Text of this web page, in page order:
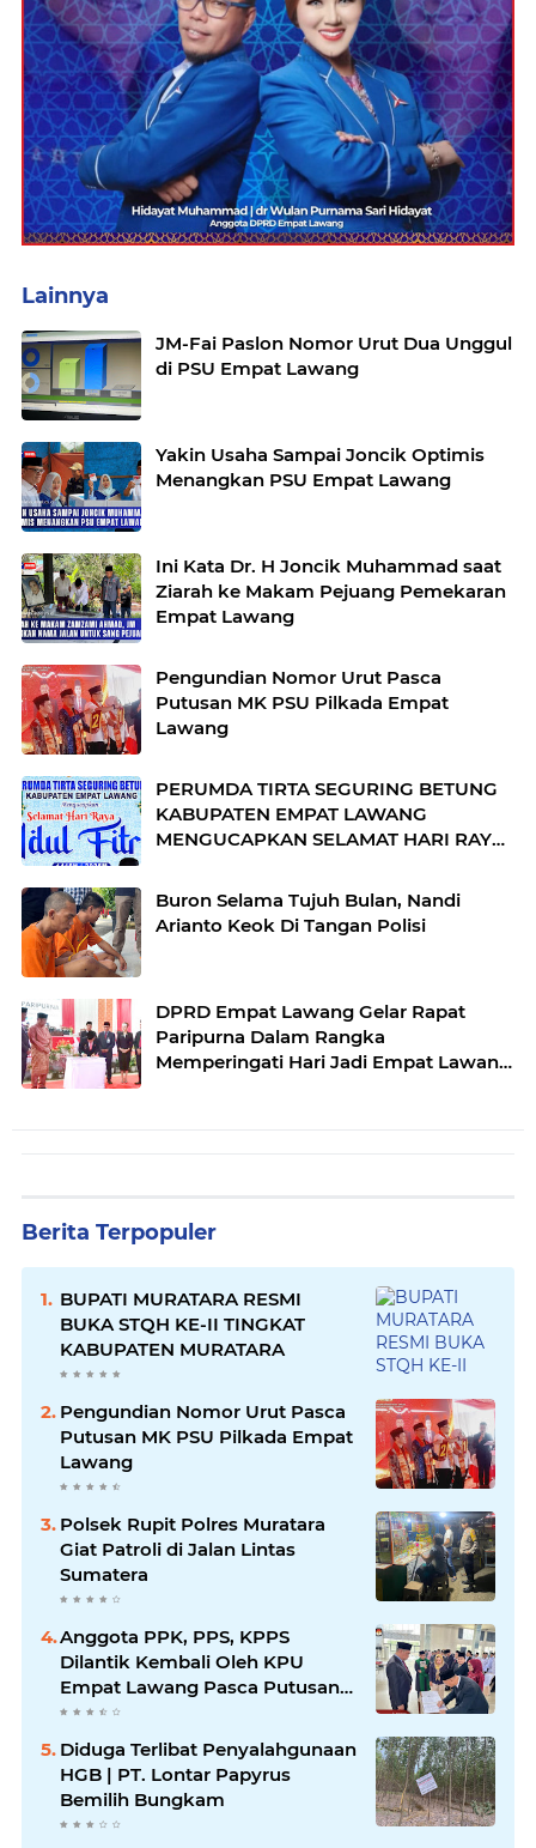
Lainnya
JM-Fai Paslon Nomor Urut Dua Unggul
di PSU Empat Lawang
Yakin Usaha Sampai Joncik Optimis
Menangkan PSU Empat Lawang
Ini Kata Dr. H Joncik Muhammad saat
Ziarah ke Makam Pejuang Pemekaran
Empat Lawang
Pengundian Nomor Urut Pasca
Putusan MK PSU Pilkada Empat
Lawang
PERUMDA TIRTA SEGURING BETUNG
KABUPATEN EMPAT LAWANG
MENGUCAPKAN SELAMAT HARI RAYA
Buron Selama Tujuh Bulan, Nandi
Arianto Keok Di Tangan Polisi
DPRD Empat Lawang Gelar Rapat
Paripurna Dalam Rangka
Memperingati Hari Jadi Empat Lawang
Berita Terpopuler
BUPATI MURATARA RESMI
BUKA STQH KE-II TINGKAT
KABUPATEN MURATARA
Pengundian Nomor Urut Pasca
Putusan MK PSU Pilkada Empat
Lawang
Polsek Rupit Polres Muratara
Giat Patroli di Jalan Lintas
Sumatera
Anggota PPK, PPS, KPPS
Dilantik Kembali Oleh KPU
Empat Lawang Pasca Putusan
MK
Diduga Terlibat Penyalahgunaan
HGB | PT. Lontar Papyrus
Bemilih Bungkam